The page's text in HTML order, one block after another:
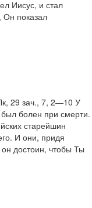
Иисус, и стал
Он показал
29 зач., 7, 2—10 У
болен при смерти.
старейшин
И они, придя
достоин, чтобы Ты